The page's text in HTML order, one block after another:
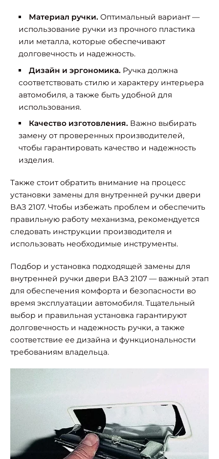
Материал ручки. Оптимальный вариант —
использование ручки из прочного пластика
или металла, которые обеспечивают
долговечность и надежность.
Дизайн и эргономика. Ручка должна
соответствовать стилю и характеру интерьера
автомобиля, а также быть удобной для
использования.
Качество изготовления. Важно выбирать
замену от проверенных производителей,
чтобы гарантировать качество и надежность
изделия.
Также стоит обратить внимание на процесс
установки замены для внутренней ручки двери
ВАЗ 2107. Чтобы избежать проблем и обеспечить
правильную работу механизма, рекомендуется
следовать инструкции производителя и
использовать необходимые инструменты.
Подбор и установка подходящей замены для
внутренней ручки двери ВАЗ 2107 — важный этап
для обеспечения комфорта и безопасности во
время эксплуатации автомобиля. Тщательный
выбор и правильная установка гарантируют
долговечность и надежность ручки, а также
соответствие ее дизайна и функциональности
требованиям владельца.